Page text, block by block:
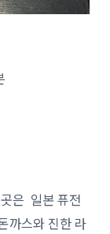
은 일본 퓨전
까스와 진한 라